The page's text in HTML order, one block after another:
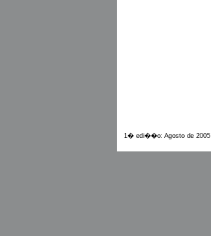
1� edi��o: Agosto de 2005